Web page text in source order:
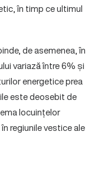
în timp ce ultimul
de asemenea, în
variază între 6% și
energetice prea
este deosebit de
locuințelor
regiunile vestice ale